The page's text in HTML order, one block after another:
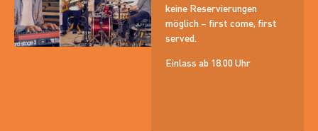
keine Reservierungen
möglich – first come, first
served.
Einlass ab 18.00 Uhr